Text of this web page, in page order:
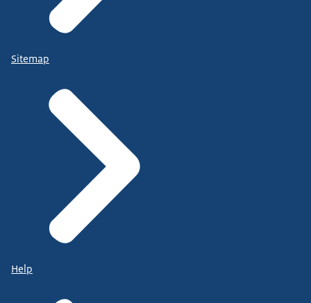
Sitemap
Help